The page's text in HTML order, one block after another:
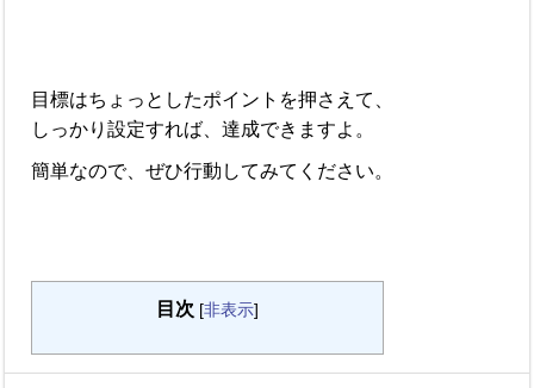
目標はちょっとしたポイントを押さえて、
しっかり設定すれば、達成できますよ。
簡単なので、ぜひ行動してみてください。
目次 [非表示]